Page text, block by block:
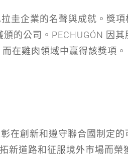
圭企業的名聲與成就。獎項
的公司。PECHUGÓN 因其
在雞肉領域中贏得該獎項。
在創新和遵守聯合國制定
新道路和征服境外市場而榮